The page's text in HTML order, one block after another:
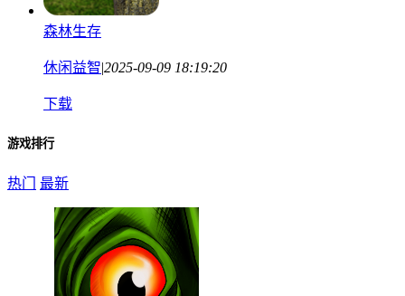
森林生存
休闲益智|2025-09-09 18:19:20
下载
游戏排行
热门 最新